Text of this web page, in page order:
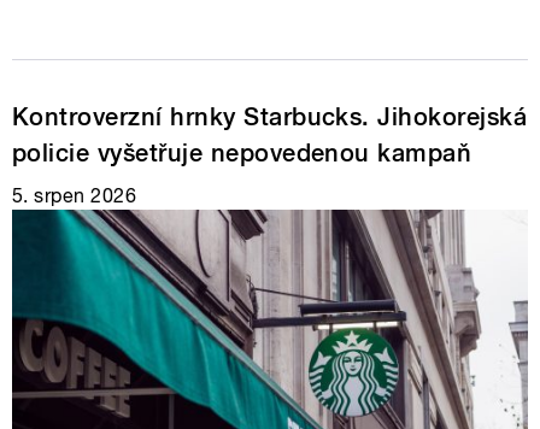
Kontroverzní hrnky Starbucks. Jihokorejská
policie vyšetřuje nepovedenou kampaň
5. srpen 2026